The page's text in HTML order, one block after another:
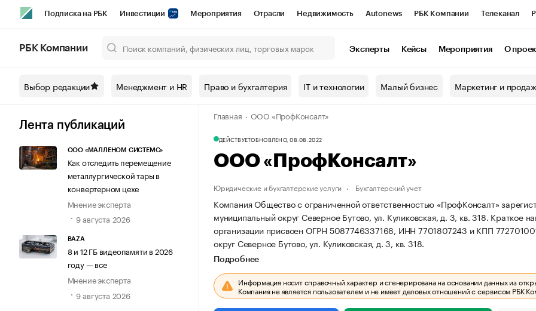
Подписка на РБК Инвестиции Мероприятия Отрасли Недвижимость Autonews РБК Компании Телеканал
Спецпроекты СПб Конференции СПб Спецпроекты Проверка контрагентов
Технологии и медиа Рынок наличной валюты
РБК Компании Эксперты Кейсы Мероприятия О
Выбор редакции Менеджмент и HR Право и бухгалтерия IT и технологии Малый бизнес Маркетинг и
Лента публикаций
ООО «МАЛЛЕНОМ СИСТЕМС»
Как отследить перемещение
металлургической тары в
конвертерном цехе
Мнение эксперта
9 августа 2026
BAZA
8 и 12 ГБ видеопамяти в 2026
году — все
Мнение эксперта
9 августа 2026
Главная ООО «ПрофКонсалт»
ДЕЙСТВУЕТОБНОВЛЕНО, 08.08.2022
ООО «ПрофКонсалт»
Юридические и бухгалтерские услуги Бухгалтерский учет
Компания Общество с ограниченной ответственностью «ПрофКонсалт»
муниципальный округ Северное Бутово, ул. Куликовская, д. 3, кв. 318. Краткое
организации присвоен ОГРН 5087746337168, ИНН 7701807243 и КПП
округ Северное Бутово, ул. Куликовская, д. 3, кв. 318.
Подробнее
Информация носит справочный характер и сгенерирована на основании данных из
Компания не является пользователем и не имеет деловых отношений с сервисом РБК